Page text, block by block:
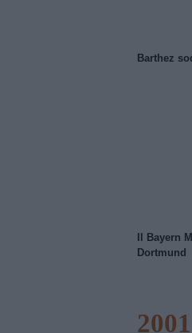
Barthez
Il Bayern
Dortmund
2001